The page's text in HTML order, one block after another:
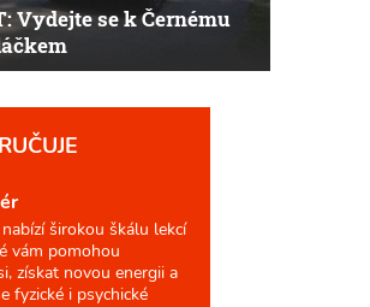
Vydejte se k Černému
širokou škálu lekcí
vám pomohou
získat novou energii a
fyzické i psychické